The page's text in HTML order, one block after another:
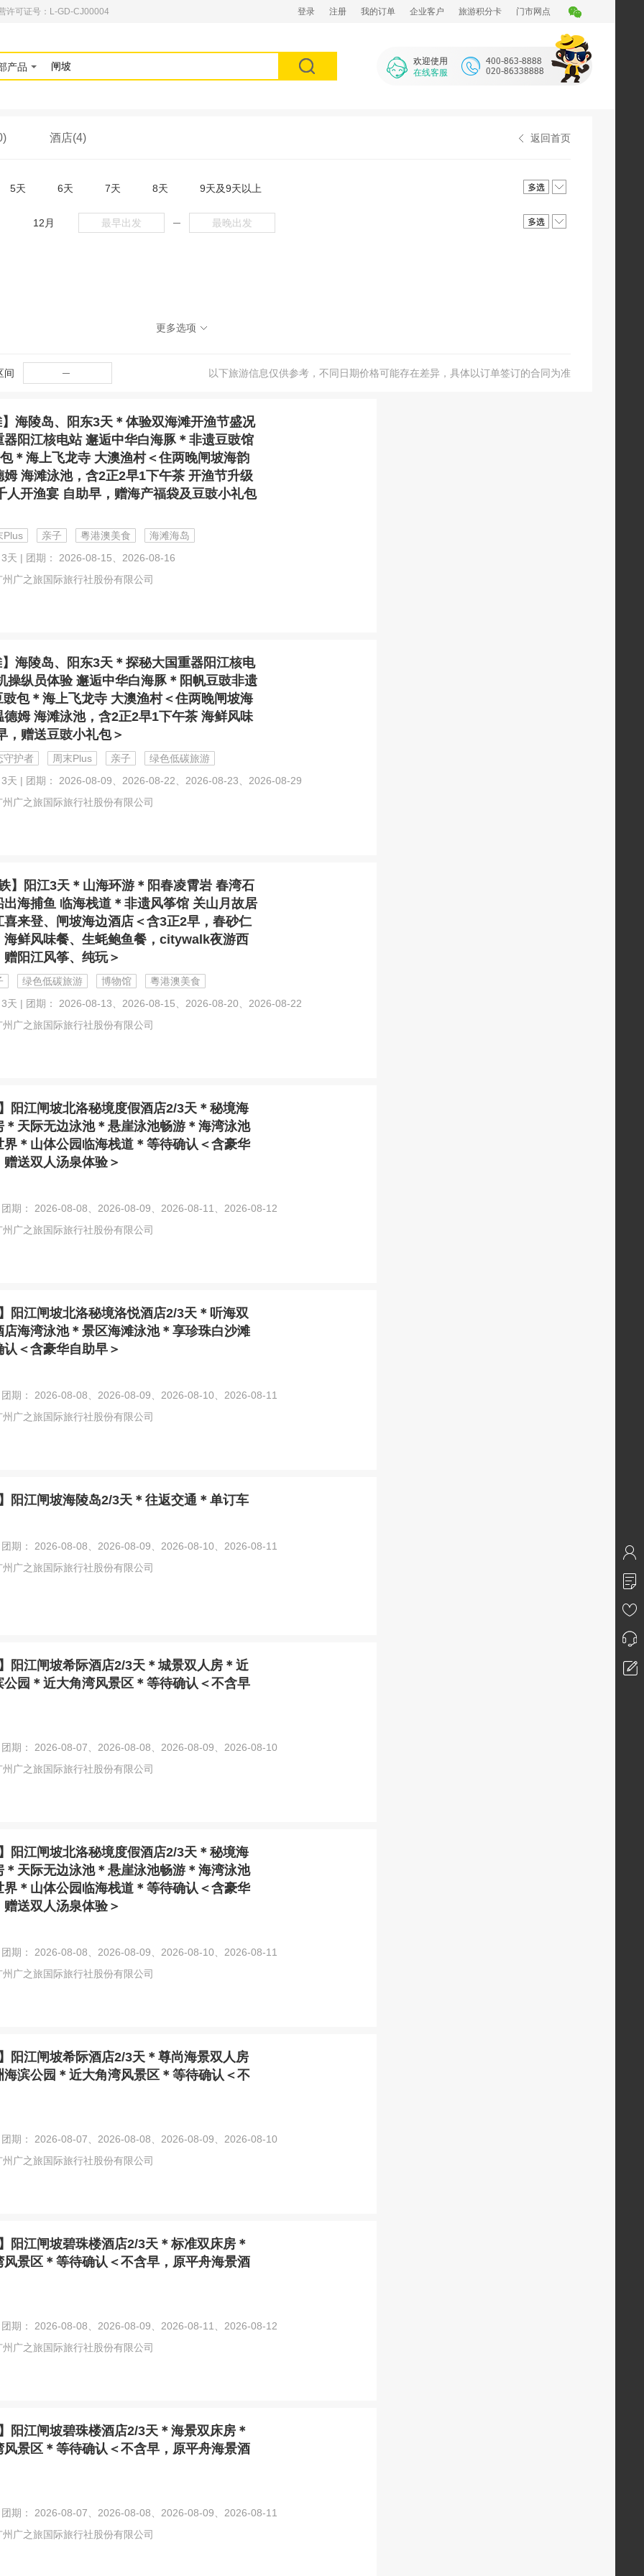
许可证号：L-GD-CJ00004 登录 注册 我的订单 企业客户 旅游积分卡 门市网点
产品
欢迎使用
在线客服
返回首页
酒店(4)
5天 6天 7天 8天 9天及9天以上
12月 ─
更多选项
间 ─ 以下旅游信息仅供参考，不同日期价格可能存在差异，具体以订单签订的合同为准
】海陵岛、阳东3天＊体验双海滩开渔节盛况
器阳江核电站 邂逅中华白海豚＊非遗豆豉馆
＊海上飞龙寺 大澳渔村＜住两晚闸坡海韵
姆 海滩泳池，含2正2早1下午茶 开渔节升级
人开渔宴 自助早，赠海产福袋及豆豉小礼包
Plus 亲子 粵港澳美食
海滩海岛
天 | 团期： 2026-08-15、2026-08-16
广之旅国际旅行社股份有限公司
】海陵岛、阳东3天＊探秘大国重器阳江核电
操纵员体验 邂逅中华白海豚＊阳帆豆豉非遗
豉包＊海上飞龙寺 大澳渔村＜住两晚闸坡海
德姆 海滩泳池，含2正2早1下午茶 海鲜风味
，赠送豆豉小礼包＞
守护者 周末Plus 亲子
绿色低碳旅游
天 | 团期： 2026-08-09、2026-08-22、2026-08-23、2026-08-29
广之旅国际旅行社股份有限公司
】阳江3天＊山海环游＊阳春凌霄岩 春湾石
出海捕鱼 临海栈道＊非遗风筝馆 关山月故居
喜来登、闸坡海边酒店＜含3正2早，春砂仁
海鲜风味餐、生蚝鲍鱼餐，citywalk夜游西
赠阳江风筝、纯玩＞
绿色低碳旅游 博物馆
粵港澳美食
天 | 团期： 2026-08-13、2026-08-15、2026-08-20、2026-08-22
广之旅国际旅行社股份有限公司
阳江闸坡北洛秘境度假酒店2/3天＊秘境海
＊天际无边泳池＊悬崖泳池畅游＊海湾泳池
界＊山体公园临海栈道＊等待确认＜含豪华
赠送双人汤泉体验＞
期： 2026-08-08、2026-08-09、2026-08-11、2026-08-12
广之旅国际旅行社股份有限公司
阳江闸坡北洛秘境洛悦酒店2/3天＊听海双
店海湾泳池＊景区海滩泳池＊享珍珠白沙滩
认＜含豪华自助早＞
期： 2026-08-08、2026-08-09、2026-08-10、2026-08-11
广之旅国际旅行社股份有限公司
阳江闸坡海陵岛2/3天＊往返交通＊单订车
期： 2026-08-08、2026-08-09、2026-08-10、2026-08-11
广之旅国际旅行社股份有限公司
阳江闸坡希际酒店2/3天＊城景双人房＊近
公园＊近大角湾风景区＊等待确认＜不含早
期： 2026-08-07、2026-08-08、2026-08-09、2026-08-10
广之旅国际旅行社股份有限公司
阳江闸坡北洛秘境度假酒店2/3天＊秘境海
＊天际无边泳池＊悬崖泳池畅游＊海湾泳池
界＊山体公园临海栈道＊等待确认＜含豪华
赠送双人汤泉体验＞
期： 2026-08-08、2026-08-09、2026-08-10、2026-08-11
广之旅国际旅行社股份有限公司
阳江闸坡希际酒店2/3天＊尊尚海景双人房
海滨公园＊近大角湾风景区＊等待确认＜不
期： 2026-08-07、2026-08-08、2026-08-09、2026-08-10
广之旅国际旅行社股份有限公司
阳江闸坡碧珠楼酒店2/3天＊标准双床房＊
风景区＊等待确认＜不含早，原平舟海景酒
期： 2026-08-08、2026-08-09、2026-08-11、2026-08-12
广之旅国际旅行社股份有限公司
阳江闸坡碧珠楼酒店2/3天＊海景双床房＊
风景区＊等待确认＜不含早，原平舟海景酒
期： 2026-08-07、2026-08-08、2026-08-09、2026-08-11
广之旅国际旅行社股份有限公司